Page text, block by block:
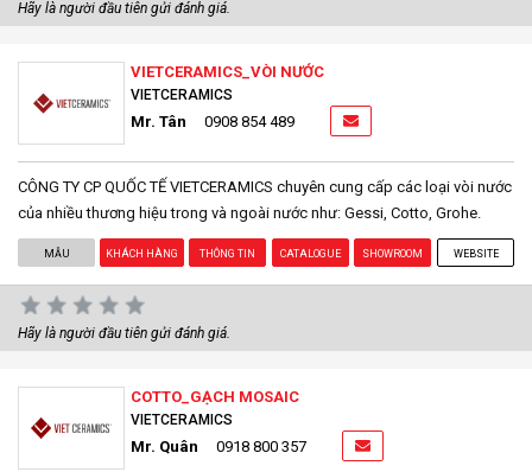
Hãy là người đầu tiên gửi đánh giá.
VIETCERAMICS_VÒI NƯỚC
VIETCERAMICS
Mr. Tân 0908 854 489
CÔNG TY CP QUỐC TẾ VIETCERAMICS chuyên cung cấp các loại vòi nước
của nhiều thương hiệu trong và ngoài nước như: Gessi, Cotto, Grohe.
MẪU KHÁCH HÀNG THÔNG TIN CATALOGUE SHOWROOM WEBSITE
Hãy là người đầu tiên gửi đánh giá.
COTTO_GẠCH MOSAIC
VIETCERAMICS
Mr. Quân 0918 800 357